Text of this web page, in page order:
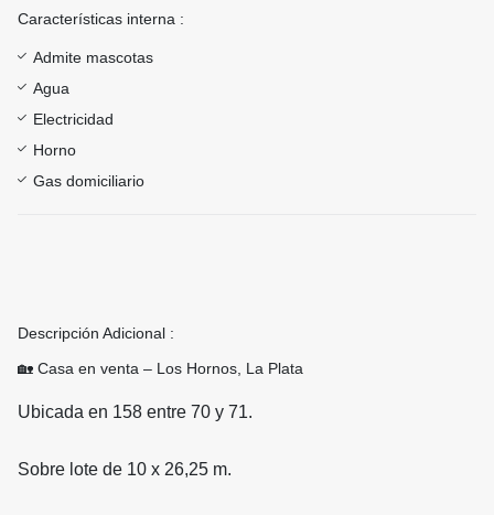
Características interna :
Admite mascotas
Agua
Electricidad
Horno
Gas domiciliario
Descripción Adicional :
🏡 Casa en venta – Los Hornos, La Plata
Ubicada en 158 entre 70 y 71.
Sobre lote de 10 x 26,25 m.